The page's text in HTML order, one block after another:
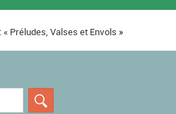
« Préludes, Valses et Envols »